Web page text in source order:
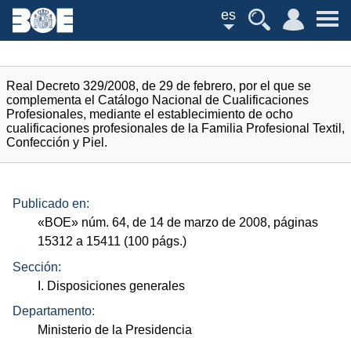
es
Real Decreto 329/2008, de 29 de febrero, por el que se
complementa el Catálogo Nacional de Cualificaciones
Profesionales, mediante el establecimiento de ocho
cualificaciones profesionales de la Familia Profesional Textil,
Confección y Piel.
Publicado en:
«BOE» núm. 64, de 14 de marzo de 2008, páginas
15312 a 15411 (100 págs.)
Sección:
I. Disposiciones generales
Departamento:
Ministerio de la Presidencia